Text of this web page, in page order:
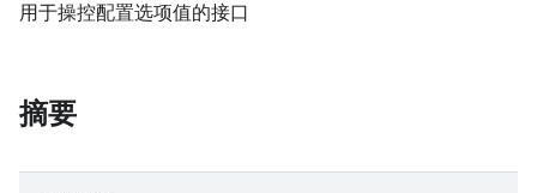
用于操控配置选项值的接口
摘要